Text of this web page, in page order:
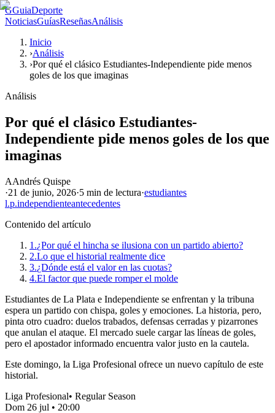
GGuiaDeporte
NoticiasGuíasReseñasAnálisis
Inicio
›Análisis
›Por qué el clásico Estudiantes-Independiente pide menos
goles de los que imaginas
Análisis
Por qué el clásico Estudiantes-
Independiente pide menos goles de los que
imaginas
AAndrés Quispe
·21 de junio, 2026·5 min de lectura·estudiantes
l.p.independienteantecedentes
Contenido del artículo
1.¿Por qué el hincha se ilusiona con un partido abierto?
2.Lo que el historial realmente dice
3.¿Dónde está el valor en las cuotas?
4.El factor que puede romper el molde
Estudiantes de La Plata e Independiente se enfrentan y la tribuna
espera un partido con chispa, goles y emociones. La historia, pero,
pinta otro cuadro: duelos trabados, defensas cerradas y pizarrones
que anulan el ataque. El mercado suele cargar las líneas de goles,
pero el apostador informado encuentra valor justo en la cautela.
Este domingo, la Liga Profesional ofrece un nuevo capítulo de este
historial.
Liga Profesional• Regular Season
Dom 26 jul • 20:00